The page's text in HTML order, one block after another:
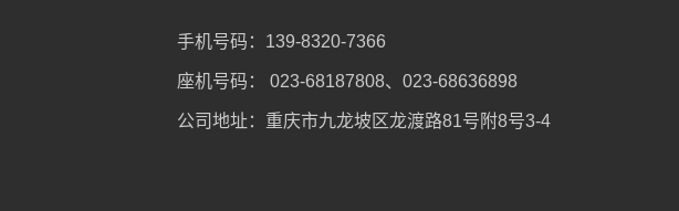
手机号码：139-8320-7366
座机号码： 023-68187808、023-68636898
公司地址：重庆市九龙坡区龙渡路81号附8号3-4